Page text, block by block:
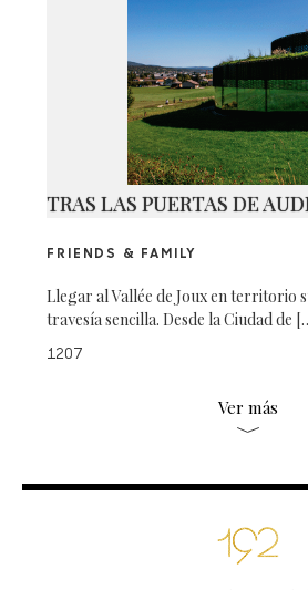
TRAS LAS PUERTAS DE
FRIENDS & FAMILY
Llegar al Vallée de Joux en territorio
travesía sencilla. Desde la Ciudad de
1207
Ver más